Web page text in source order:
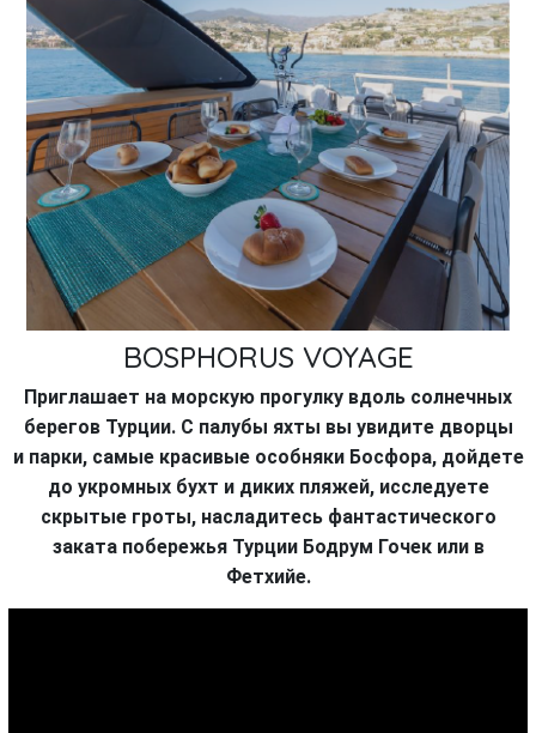
BOSPHORUS VOYAGE
Приглашает на морскую прогулку вдоль солнечных
берегов Турции. С палубы яхты вы увидите дворцы
и парки, самые красивые особняки Босфора, дойдете
до укромных бухт и диких пляжей, исследуете
скрытые гроты, насладитесь фантастического
заката побережья Турции Бодрум Гочек или в
Фетхийе.